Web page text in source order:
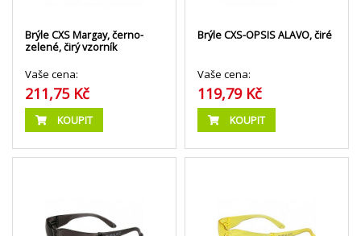
Brýle CXS Margay, černo-
zelené, čirý vzorník
Vaše cena:
211,75 Kč
KOUPIT
Brýle CXS-OPSIS ALAVO, čiré
Vaše cena:
119,79 Kč
KOUPIT